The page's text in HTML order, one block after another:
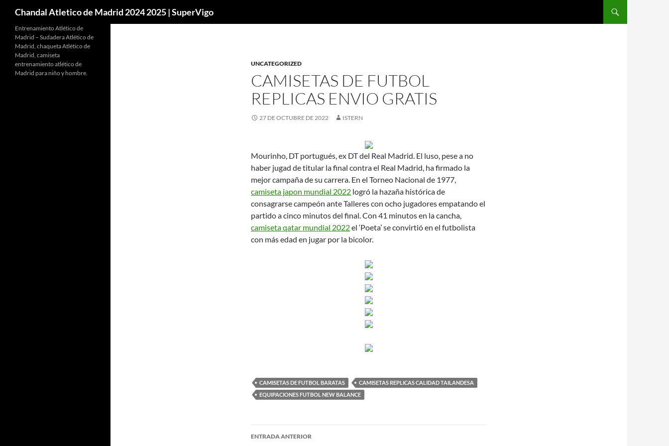
Chandal Atletico de Madrid 2024 2025 | SuperVigo
UNCATEGORIZED
CAMISETAS DE FUTBOL
REPLICAS ENVIO GRATIS
27 DE OCTUBRE DE 2022 ISTERN
Mourinho, DT portugués, ex DT del Real Madrid. El luso, pese a no
haber jugad de titular la final contra el Real Madrid, ha firmado la
mejor campaña de su carrera. En el Torneo Nacional de 1977,
camiseta japon mundial 2022 logró la hazaña histórica de
consagrarse campeón ante Talleres con ocho jugadores empatando el
partido a cinco minutos del final. Con 41 minutos en la cancha,
camiseta qatar mundial 2022el ‘Poeta’ se convirtió en el futbolista
con más edad en jugar por la bicolor.
CAMISETAS DE FUTBOL BARATAS
CAMISETAS REPLICAS CALIDAD TAILANDESA
EQUIPACIONES FUTBOL NEW BALANCE
Navegación
ENTRADA ANTERIOR
Entrenamiento Atlético de
Madrid – Sudadera Atlético de
Madrid, chaqueta Atlético de
Madrid, camiseta
entrenamiento atlético de
Madrid para niño y hombre.